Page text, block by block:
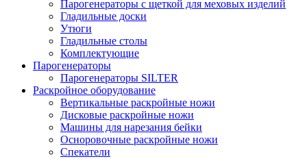
Парогенераторы с щеткой для меховых изделий
Гладильные доски
Утюги
Гладильные столы
Комплектующие
Парогенераторы
Парогенераторы SILTER
Раскройное оборудование
Вертикальные раскройные ножи
Дисковые раскройные ножи
Машины для нарезания бейки
Осноровочные раскройные ножи
Спекатели